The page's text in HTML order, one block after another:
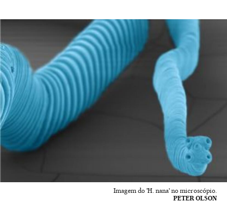
Imagem do 'H. nana' no microscópio.
PETER OLSON